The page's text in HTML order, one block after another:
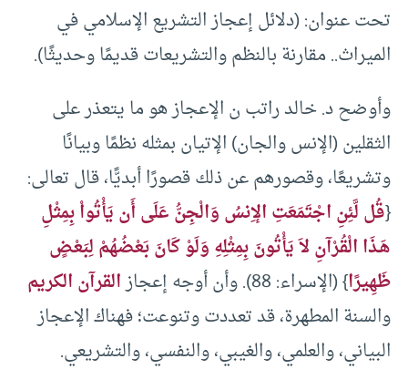
تحت عنوان: (دلائل إعجاز التشريع الإسلامي في
الميراث.. مقارنة بالنظم والتشريعات قديمًا وحديثًا).
وأوضح د. خالد راتب ن الإعجاز هو ما يتعذر على
الثقلين (الإنس والجان) الإتيان بمثله نظمًا وبيانًا
وتشريعًا، وقصورهم عن ذلك قصورًا أبديًّا، قال تعالى:
{قُل لَّئِنِ اجْتَمَعَتِ الإِنسُ وَالْجِنُّ عَلَى أَن يَأْتُواْ بِمِثْلِ
هَـذَا الْقُرْآنِ لاَ يَأْتُونَ بِمِثْلِهِ وَلَوْ كَانَ بَعْضُهُمْ لِبَعْضٍ
ظَهِيرًا} (الإسراء: 88). وأن أوجه إعجاز
القرآن الكريم
والسنة المطهرة، قد تعددت وتنوعت؛ فهناك الإعجاز
البياني، والعلمي، والغيبي، والنفسي، والتشريعي.